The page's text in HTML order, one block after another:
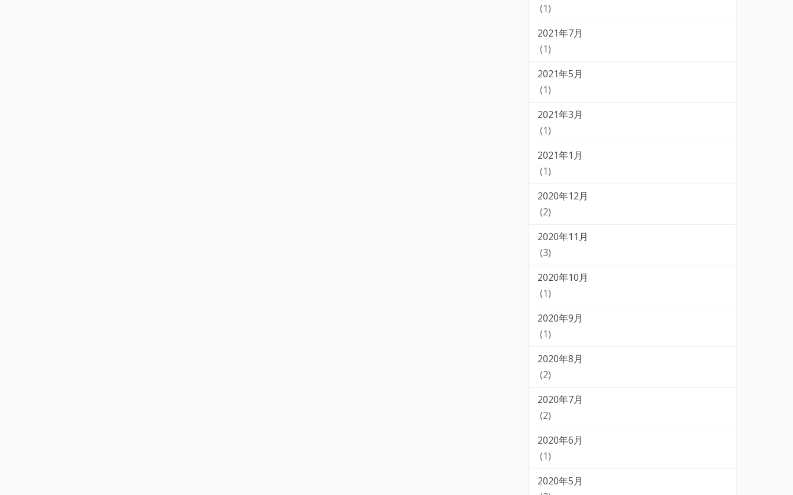
(1)
2021年7月
(1)
2021年5月
(1)
2021年3月
(1)
2021年1月
(1)
2020年12月
(2)
2020年11月
(3)
2020年10月
(1)
2020年9月
(1)
2020年8月
(2)
2020年7月
(2)
2020年6月
(1)
2020年5月